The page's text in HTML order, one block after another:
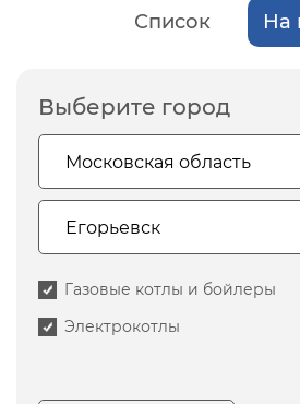
Список На
Выберите город
Газовые котлы и бойлеры
Электрокотлы